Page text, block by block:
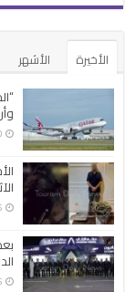
الأخيرة الأشهر